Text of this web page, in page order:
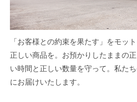
「お客様との約束を果たす」をモッ
正しい商品を。お預かりしたままの
い時間と正しい数量を守って。私た
にお届けいたします。